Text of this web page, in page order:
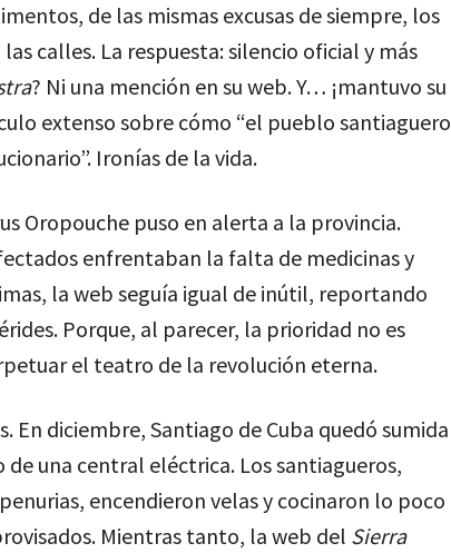
de las mismas excusas de siempre, los
calles. La respuesta: silencio oficial y más
? Ni una mención en su web. Y… ¡mantuvo su
extenso sobre cómo “el pueblo santiaguero
Ironías de la vida.
Oropouche puso en alerta a la provincia.
enfrentaban la falta de medicinas y
la web seguía igual de inútil, reportando
Porque, al parecer, la prioridad no es
el teatro de la revolución eterna.
En diciembre, Santiago de Cuba quedó sumida
una central eléctrica. Los santiagueros,
encendieron velas y cocinaron lo poco
Mientras tanto, la web del Sierra